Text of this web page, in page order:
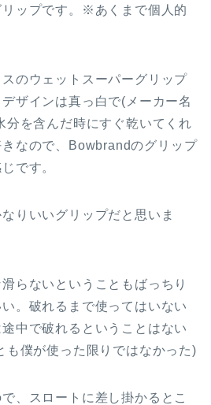
ップです。※あくまで個人的
のウェットスーパーグリップ
ザインは真っ白で(メーカー名
分を含んだ時にすぐ乾いてくれ
なので、Bowbrandのグリップ
です。
りいいグリップだと思いま
らないということもばっちり
。破れるまで使ってはいない
中で破れるということはない
も僕が使った限りではなかった)
、スロートに差し掛かるとこ